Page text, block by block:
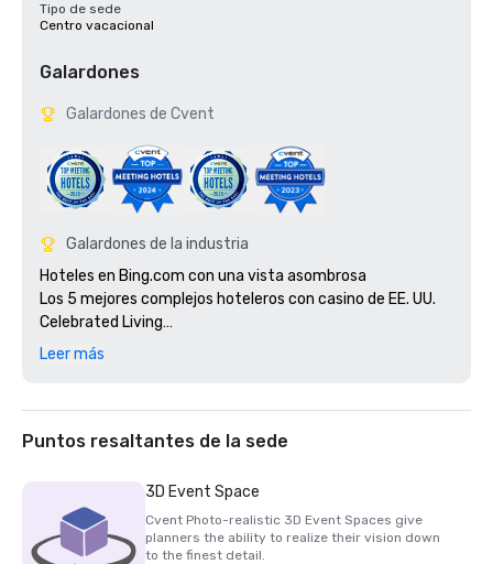
Tipo de sede
Centro vacacional
Galardones
Galardones de Cvent
Galardones de la industria
Hoteles en Bing.com con una vista asombrosa
Los 5 mejores complejos hoteleros con casino de EE. UU.
Celebrated Living
Condé Nast Traveler: los mejores lugares para hospedarse
Mejor galería de arte de Las Vegas Review Journal
Las Vegas Review Journal Best Strip Hotel
Orbitz Best in Stay
¡Arriba! El hotel más votado de la revista en EE. UU.
¡Arriba! Premio Value de la revista
La mejor atracción de USA Today: Fuentes del Bellagio
Leer más
Puntos resaltantes de la sede
3D Event Space
Cvent Photo-realistic 3D Event Spaces give
planners the ability to realize their vision down
to the finest detail.